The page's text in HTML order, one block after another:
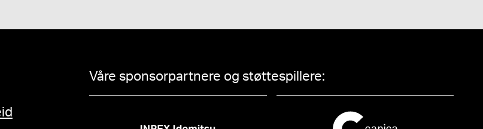
Våre sponsorpartnere og støttespillere: